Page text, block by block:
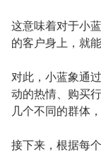
这意味着对于小
的客户身上，就
对此，小蓝象通
动的热情、购买
几个不同的群体
接下来，根据每